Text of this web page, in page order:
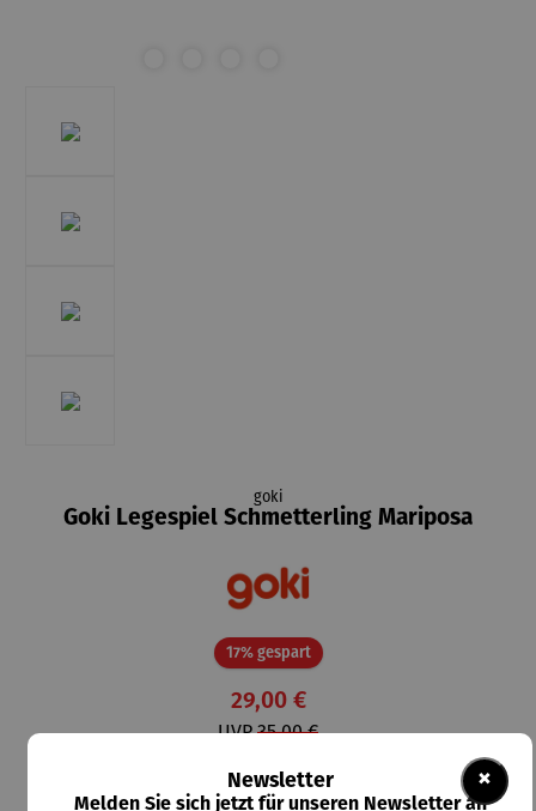
goki
Goki Legespiel Schmetterling Mariposa
17% gespartRabatt
29,00 €
UVP35,00 €
Preise inkl. MwSt. zzgl. Versandkosten ×
Newsletter
Melden Sie sich jetzt für unseren Newsletter an